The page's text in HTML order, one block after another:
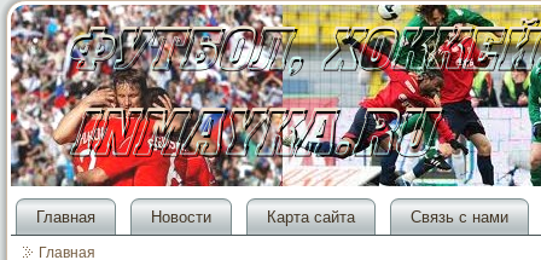
Главная Новости Карта сайта Связь с нами
Главная